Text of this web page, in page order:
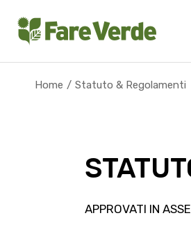
the
content
Home Statuto & Regolamenti
APPROVATI IN